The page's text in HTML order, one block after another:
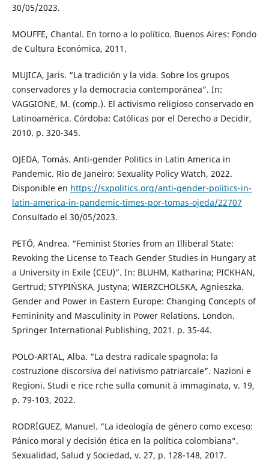
30/05/2023.
MOUFFE, Chantal. En torno a lo político. Buenos Aires: Fondo
de Cultura Económica, 2011.
MUJICA, Jaris. “La tradición y la vida. Sobre los grupos
conservadores y la democracia contemporánea”. In:
VAGGIONE, M. (comp.). El activismo religioso conservado en
Latinoamérica. Córdoba: Católicas por el Derecho a Decidir,
2010. p. 320-345.
OJEDA, Tomás. Anti-gender Politics in Latin America in
Pandemic. Rio de Janeiro: Sexuality Policy Watch, 2022.
Disponible en https://sxpolitics.org/anti-gender-politics-in-
latin-america-in-pandemic-times-por-tomas-ojeda/22707
Consultado el 30/05/2023.
PETŐ, Andrea. “Feminist Stories from an Illiberal State:
Revoking the License to Teach Gender Studies in Hungary at
a University in Exile (CEU)”. In: BLUHM, Katharina; PICKHAN,
Gertrud; STYPIŃSKA, Justyna; WIERZCHOLSKA, Agnieszka.
Gender and Power in Eastern Europe: Changing Concepts of
Femininity and Masculinity in Power Relations. London.
Springer International Publishing, 2021. p. 35-44.
POLO-ARTAL, Alba. “La destra radicale spagnola: la
costruzione discorsiva del nativismo patriarcale”. Nazioni e
Regioni. Studi e rice rche sulla comunit à immaginata, v. 19,
p. 79-103, 2022.
RODRÍGUEZ, Manuel. “La ideología de género como exceso:
Pánico moral y decisión ética en la política colombiana”.
Sexualidad, Salud y Sociedad, v. 27, p. 128-148, 2017.